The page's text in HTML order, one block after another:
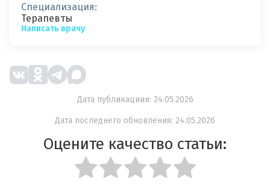
Специализация:
Терапевты
Написать врачу
Дата публикациии: 24.05.2026
Дата последнего обновления: 24.05.2026
Оцените качество статьи: